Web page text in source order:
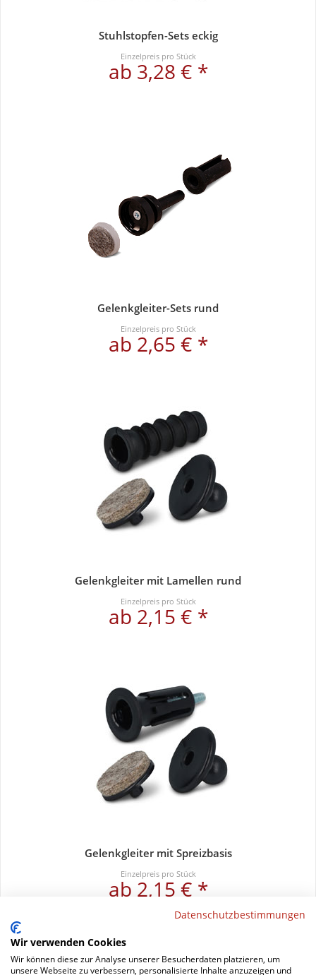
Stuhlstopfen-Sets eckig
Einzelpreis pro Stück
ab 3,28 € *
Gelenkgleiter-Sets rund
Einzelpreis pro Stück
ab 2,65 € *
Gelenkgleiter mit Lamellen rund
Einzelpreis pro Stück
ab 2,15 € *
Gelenkgleiter mit Spreizbasis
Einzelpreis pro Stück
ab 2,15 € *
Datenschutzbestimmungen
Wir verwenden Cookies
Wir können diese zur Analyse unserer Besucherdaten platzieren, um
unsere Webseite zu verbessern, personalisierte Inhalte anzuzeigen und